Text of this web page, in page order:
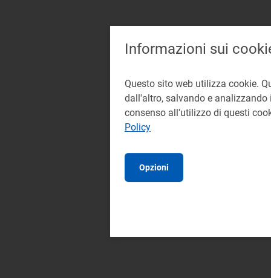
Informazioni sui
Questo sito web utilizza cookie.
dall'altro, salvando e
consenso all'utilizzo di questi
Policy
Opzioni